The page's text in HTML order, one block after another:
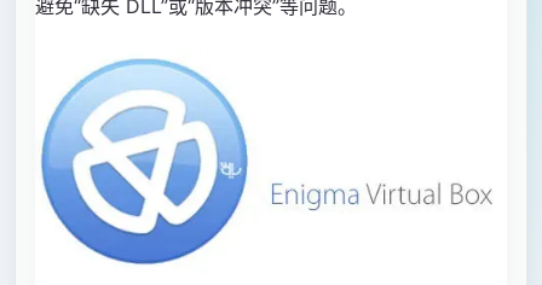
避免“缺失 DLL”或“版本冲突”等问题。